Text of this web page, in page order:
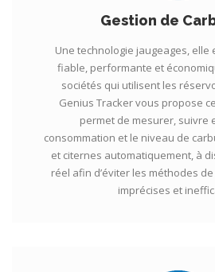
Gestion de
Une technologie jaugeages, elle
fiable, performante et
sociétés qui utilisent les
Genius Tracker vous propose
permet de mesurer, suivre
consommation et le niveau de
et citernes automatiquement, à
réel afin d’éviter les méthodes
imprécises et